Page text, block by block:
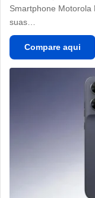
Smartphone
suas…
Compare aqui